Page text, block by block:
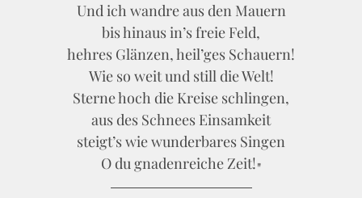
Und ich wandre aus den Mauern
bis hinaus in’s freie Feld,
hehres Glänzen, heil’ges Schauern!
Wie so weit und still die Welt!
Sterne hoch die Kreise schlingen,
aus des Schnees Einsamkeit
steigt’s wie wunderbares Singen
O du gnadenreiche Zeit!